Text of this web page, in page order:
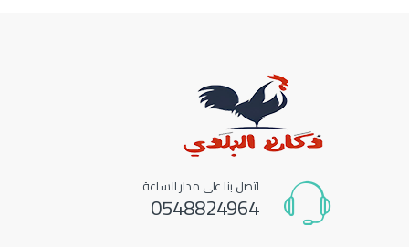
اتصل بنا على مدار الساعة
0548824964